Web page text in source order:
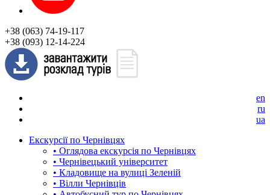
+38 (063) 74-19-117
+38 (093) 12-14-224
en
ru
ua
Екскурсії по Чернівцях
• Оглядова екскурсія по Чернівцях
• Чернівецький університет
• Кладовище на вулиці Зеленій
• Вілли Чернівців